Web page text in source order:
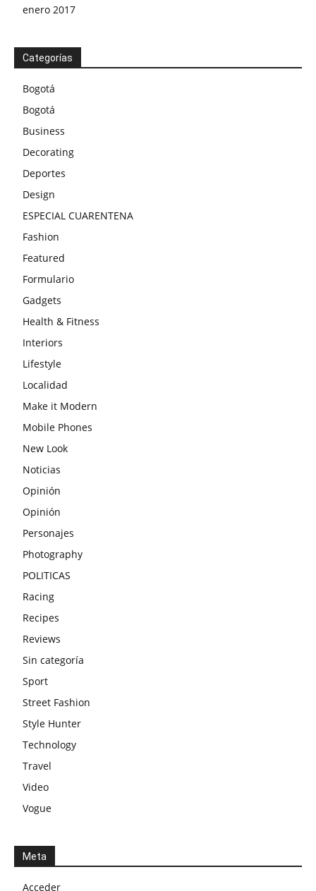
enero 2017
Categorías
Bogotá
Bogotá
Business
Decorating
Deportes
Design
ESPECIAL CUARENTENA
Fashion
Featured
Formulario
Gadgets
Health & Fitness
Interiors
Lifestyle
Localidad
Make it Modern
Mobile Phones
New Look
Noticias
Opinión
Opinión
Personajes
Photography
POLITICAS
Racing
Recipes
Reviews
Sin categoría
Sport
Street Fashion
Style Hunter
Technology
Travel
Video
Vogue
Meta
Acceder